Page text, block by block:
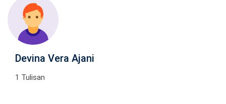
Devina Vera Ajani
1 Tulisan